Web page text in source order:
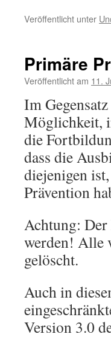
Veröffentlicht unter
Primäre
Veröffentlicht am 11.
Im
Möglichkeit,
die
dass die
diejenigen
Prävention
Achtung: Der
werden! Alle
gelöscht.
Auch in
Version 3.0